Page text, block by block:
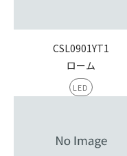
CSL0901YT1
ローム
LED